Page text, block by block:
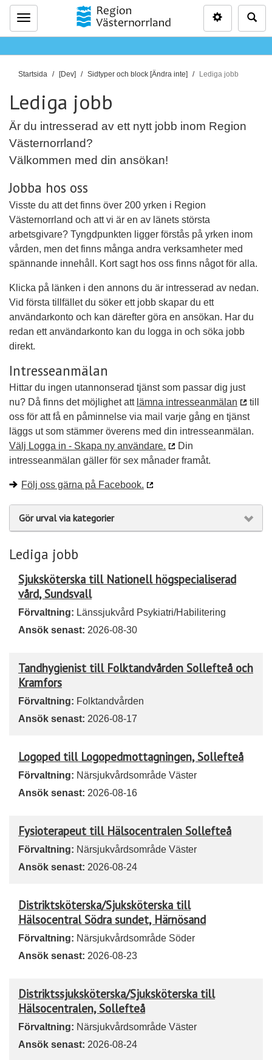
Meny
D
ä
h
ä
r
Startsida [Dev] Sidtyper och block [Ändra inte] Lediga jobb
Lediga jobb
Är du intresserad av ett nytt jobb inom Region
Västernorrland?
Välkommen med din ansökan!
Jobba hos oss
Visste du att det finns över 200 yrken i Region
Västernorrland och att vi är en av länets största
arbetsgivare? Tyngdpunkten ligger förstås på yrken inom
vården, men det finns många andra verksamheter med
spännande innehåll. Kort sagt hos oss finns något för alla.
Klicka på länken i den annons du är intresserad av nedan.
Vid första tillfället du söker ett jobb skapar du ett
användarkonto och kan därefter göra en ansökan. Har du
redan ett användarkonto kan du logga in och söka jobb
direkt.
Intresseanmälan
Hittar du ingen utannonserad tjänst som passar dig just
nu? Då finns det möjlighet att lämna intresseanmälan
till
oss för att få en påminnelse via mail varje gång en tjänst
läggs ut som stämmer överens med din intresseanmälan.
Välj Logga in - Skapa ny användare.
Din
intresseanmälan gäller för sex månader framåt.
Följ oss gärna på Facebook.
Gör urval via kategorier
Lediga jobb
Sjuksköterska till Nationell högspecialiserad
vård, Sundsvall
Förvaltning: Länssjukvård Psykiatri/Habilitering
Ansök senast: 2026-08-30
Tandhygienist till Folktandvården Sollefteå och
Kramfors
Förvaltning: Folktandvården
Ansök senast: 2026-08-17
Logoped till Logopedmottagningen, Sollefteå
Förvaltning: Närsjukvårdsområde Väster
Ansök senast: 2026-08-16
Fysioterapeut till Hälsocentralen Sollefteå
Förvaltning: Närsjukvårdsområde Väster
Ansök senast: 2026-08-24
Distriktsköterska/Sjuksköterska till
Hälsocentral Södra sundet, Härnösand
Förvaltning: Närsjukvårdsområde Söder
Ansök senast: 2026-08-23
Distriktssjuksköterska/Sjuksköterska till
Hälsocentralen, Sollefteå
Förvaltning: Närsjukvårdsområde Väster
Ansök senast: 2026-08-24